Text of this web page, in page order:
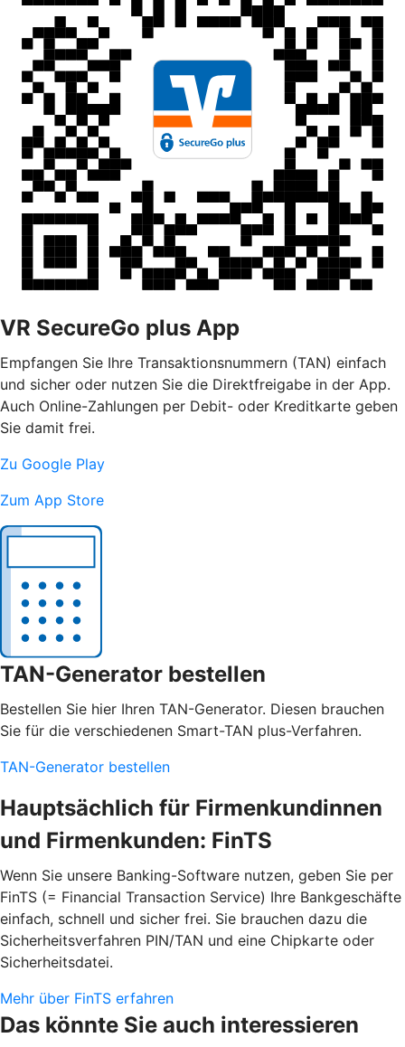
VR SecureGo plus App
Empfangen Sie Ihre Transaktionsnummern (TAN) einfach
und sicher oder nutzen Sie die Direktfreigabe in der App.
Auch Online-Zahlungen per Debit- oder Kreditkarte geben
Sie damit frei.
Zu Google Play
Zum App Store
TAN-Generator bestellen
Bestellen Sie hier Ihren TAN-Generator. Diesen brauchen
Sie für die verschiedenen Smart-TAN plus-Verfahren.
TAN-Generator bestellen
Hauptsächlich für Firmenkundinnen
und Firmenkunden: FinTS
Wenn Sie unsere Banking-Software nutzen, geben Sie per
FinTS (= Financial Transaction Service) Ihre Bankgeschäfte
einfach, schnell und sicher frei. Sie brauchen dazu die
Sicherheitsverfahren PIN/TAN und eine Chipkarte oder
Sicherheitsdatei.
Mehr über FinTS erfahren
Das könnte Sie auch interessieren